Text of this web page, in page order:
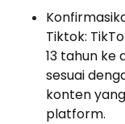
Tiktok:
13 tahun ke
sesuai
konten
platform.